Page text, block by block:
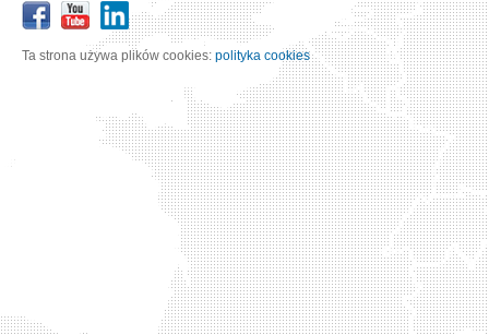
Ta strona używa plików cookies: polityka cookies